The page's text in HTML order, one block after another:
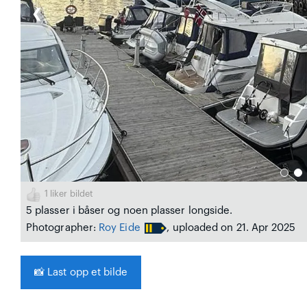
❮
1 liker bildet
5 plasser i båser og noen plasser longside.
Photographer: Roy Eide , uploaded on 21. Apr 2025
📸 Last opp et bilde